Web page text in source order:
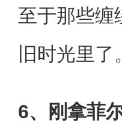
至于那些缠
旧时光里了。
6、刚拿菲